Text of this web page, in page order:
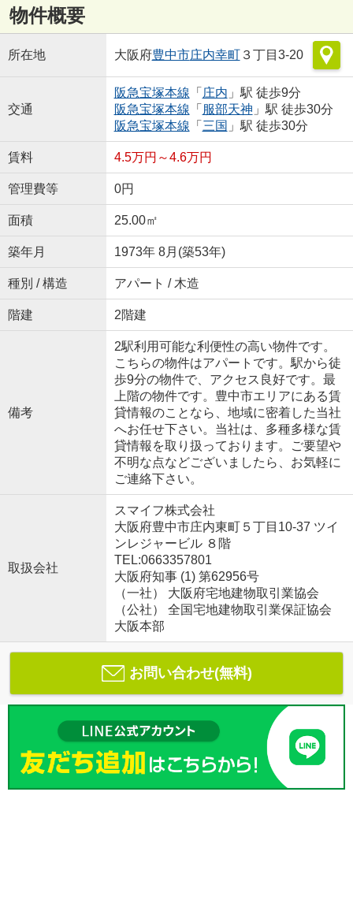
物件概要
所在地 大阪府豊中市庄内幸町３丁目3-20
交通
阪急宝塚本線 「 庄内 」駅 徒歩9分
阪急宝塚本線 「 服部天神 」駅 徒歩30分
阪急宝塚本線 「 三国 」駅 徒歩30分
賃料 4.5万円～4.6万円
管理費等 0円
面積 25.00㎡
築年月 1973年 8月(築53年)
種別 / 構造 アパート / 木造
階建 2階建
備考
2駅利用可能な利便性の高い物件です。
こちらの物件はアパートです。駅から徒
歩9分の物件で、アクセス良好です。最
上階の物件です。豊中市エリアにある賃
貸情報のことなら、地域に密着した当社
へお任せ下さい。当社は、多種多様な賃
貸情報を取り扱っております。ご要望や
不明な点などございましたら、お気軽に
ご連絡下さい。
取扱会社
スマイフ株式会社
大阪府豊中市庄内東町５丁目10-37 ツイ
ンレジャービル ８階
TEL:0663357801
大阪府知事 (1) 第62956号
（一社） 大阪府宅地建物取引業協会
（公社） 全国宅地建物取引業保証協会
大阪本部
お問い合わせ(無料)